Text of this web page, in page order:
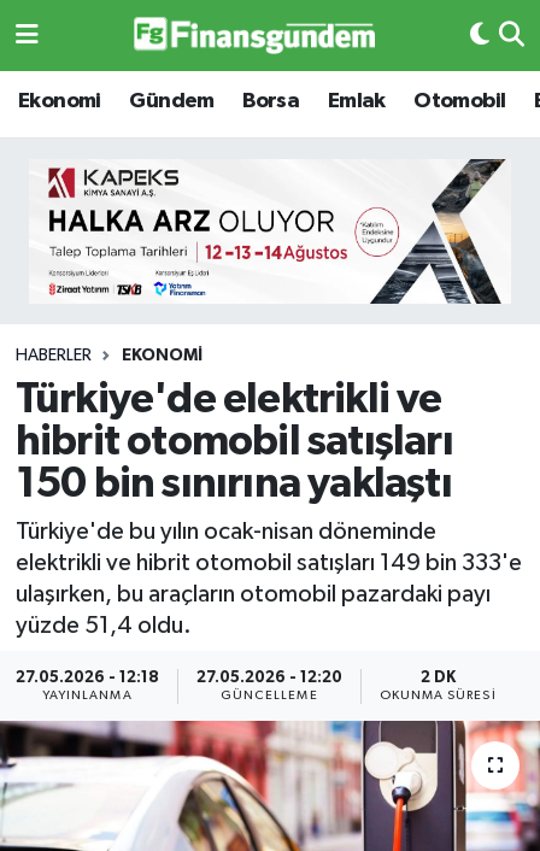
Ekonomi Gündem Borsa Emlak Otomobil
HABERLER EKONOMI
Türkiye'de elektrikli ve
hibrit otomobil satışları
150 bin sınırına yaklaştı
Türkiye'de bu yılın ocak-nisan döneminde
elektrikli ve hibrit otomobil satışları 149 bin 333'e
ulaşırken, bu araçların otomobil pazardaki payı
yüzde 51,4 oldu.
27.05.2026 - 12:18
YAYINLANMA
27.05.2026 - 12:20
GÜNCELLEME
2 DK
OKUNMA SÜRESI
Ekonomi
Borsa
Emlak
Otomobil
Gizlilik Sözleşmesi
Hakkımızda
İletişim
Yasal Uyarı
Ekonomi
Borsa
Emlak
Emtia
BITCOIN
Yapay Zeka